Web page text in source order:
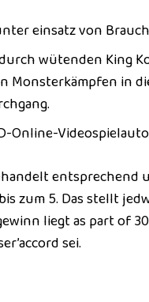
einsatz von
wütenden King
in
Online-
entsprechend
zum 5. Das stellt
liegt as part of
sei.